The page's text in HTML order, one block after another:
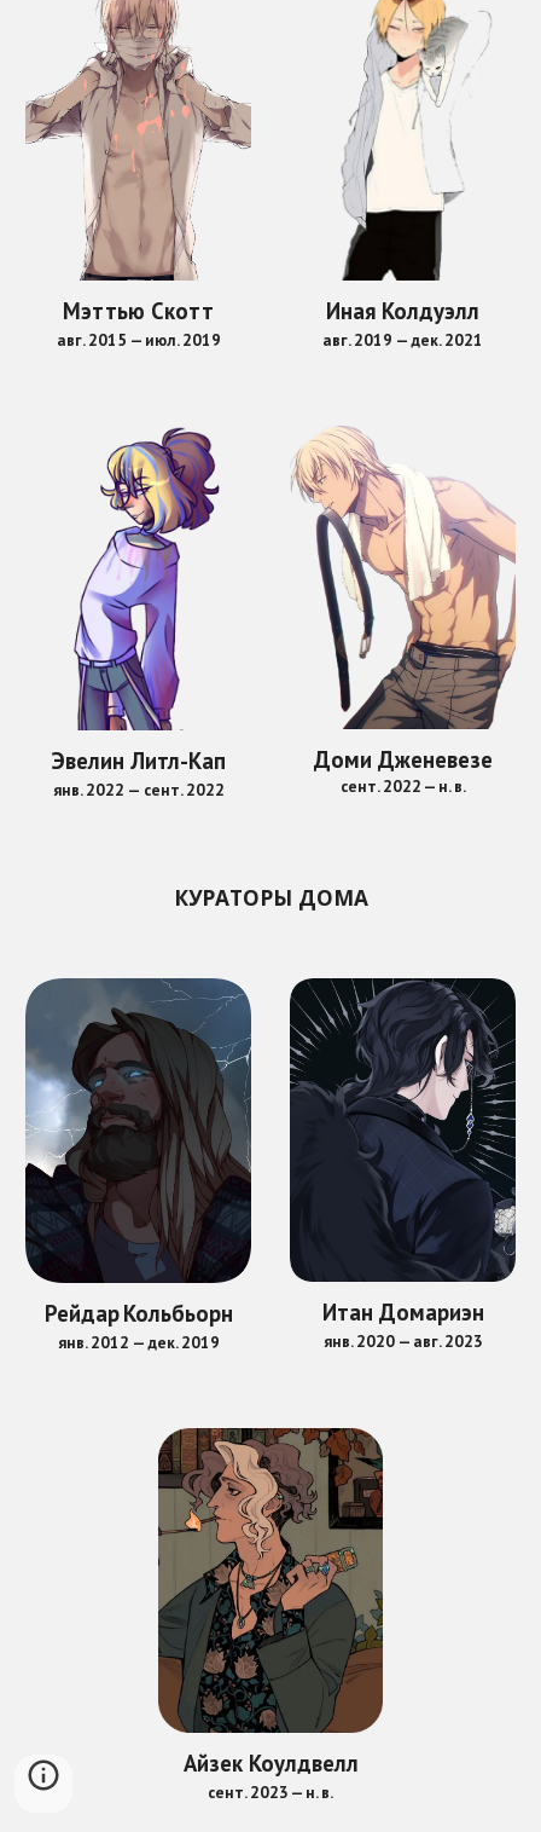
Мэттью Скотт
авг. 2015 — июл. 2019
Иная Колдуэлл
авг. 2019 —дек. 2021
Эвелин Литл-Кап
янв. 2022 — сент. 2022
Доми Дженевезе
сент. 2022 — н. в.
КУРАТОРЫ ДОМА
РейдарКольбьорн
янв. 2012 — дек.2019
Итан Домариэн
янв. 2020 — авг. 2023
Айзек Коулдвелл
сент. 2023 — н. в.